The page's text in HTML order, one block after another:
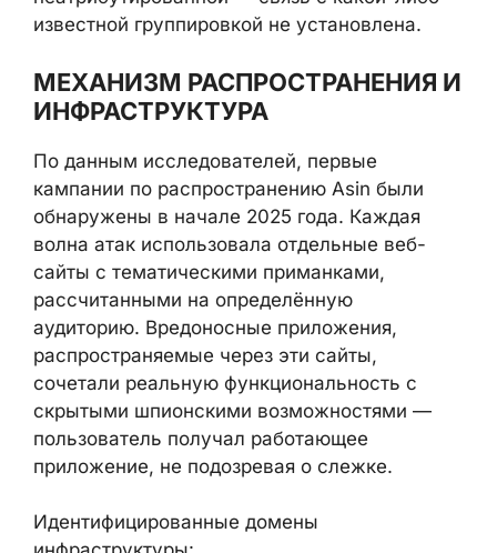
МЕХАНИЗМ РАСПРОСТРАНЕНИЯ
И ИНФРАСТРУКТУРА
По данным исследователей, первые
кампании по распространению Asin были
обнаружены в начале 2025 года. Каждая
волна атак использовала отдельные веб-
сайты с тематическими приманками,
рассчитанными на определённую
аудиторию. Вредоносные приложения,
распространяемые через эти сайты,
сочетали реальную функциональность с
скрытыми шпионскими возможностями —
пользователь получал работающее
приложение, не подозревая о слежке.
Идентифицированные домены
инфраструктуры:
live-war-map[.]com